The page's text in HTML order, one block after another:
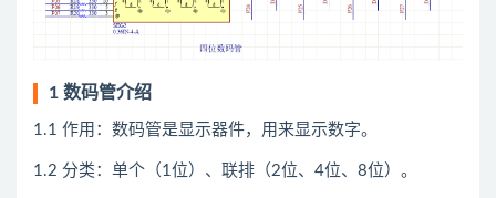
1 数码管介绍
1.1 作用：数码管是显示器件，用来显示数字。
1.2 分类：单个（1位）、联排（2位、4位、8位）。